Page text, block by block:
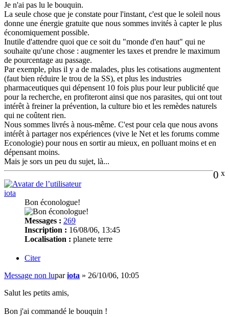
Je n'ai pas lu le bouquin.
La seule chose que je constate pour l'instant, c'est que le soleil nous
donne une énergie gratuite que nous sommes invités à capter le plus
économiquement possible.
Inutile d'attendre quoi que ce soit du "monde d'en haut" qui ne
souhaite qu'une chose : augmenter les taxes et prendre le maximum
de pourcentage au passage.
Par exemple, plus il y a de malades, plus les cotisations augmentent
(faut bien réduire le trou de la SS), et plus les industries
pharmaceutiques qui dépensent 10 fois plus pour leur publicité que
pour la recherche, en profiteront ainsi que nos parasites, qui ont tout
intérêt à freiner la prévention, la culture bio et les remèdes naturels
qui ne coûtent rien.
Nous sommes livrés à nous-même. C'est pour cela que nous avons
intérêt à partager nos expériences (vive le Net et les forums comme
Econologie) pour nous en sortir au mieux, en polluant moins et en
dépensant moins.
Mais je sors un peu du sujet, là...
0 x
iota
Bon éconologue!
Messages : 269
Inscription : 16/08/06, 13:45
Localisation : planete terre
Citer
Message non lupariota » 26/10/06, 10:05
Salut les petits amis,
Bon j'ai commandé le bouquin !